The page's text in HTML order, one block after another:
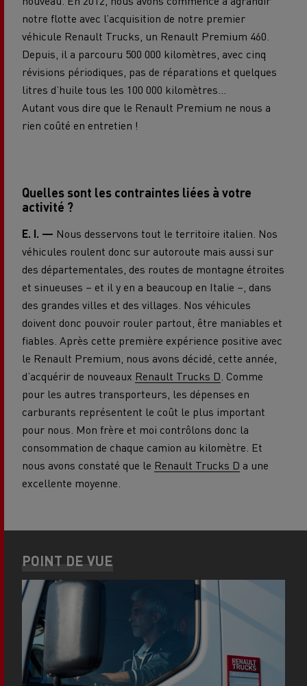
notre flotte avec l’acquisition de notre premier
véhicule Renault Trucks, un Renault Premium 460.
Depuis, il a parcouru 500 000 kilomètres, avec cinq
révisions périodiques, pas de réparations et quelques
litres d’huile tous les 100 000 kilomètres…
Autant vous dire que le Renault Premium ne nous a
rien coûté en entretien !
Quelles sont les contraintes liées à votre
activité ?
E. I. — Nous desservons tout le territoire italien. Nos
véhicules roulent donc sur autoroute mais aussi sur
des départementales, des routes de montagne étroites
et sinueuses – et il y en a beaucoup en Italie –, dans
des grandes villes et des villages. Nos véhicules
doivent donc pouvoir rouler partout, être maniables et
fiables. Après cette première expérience positive avec
le Renault Premium, nous avons décidé, cette année,
d’acquérir de nouveaux Renault Trucks D . Comme
pour les autres transporteurs, les dépenses en
carburants représentent le coût le plus important
pour nous. Mon frère et moi contrôlons donc la
consommation de chaque camion au kilomètre. Et
nous avons constaté que le Renault Trucks D a une
excellente moyenne.
POINT DE VUE